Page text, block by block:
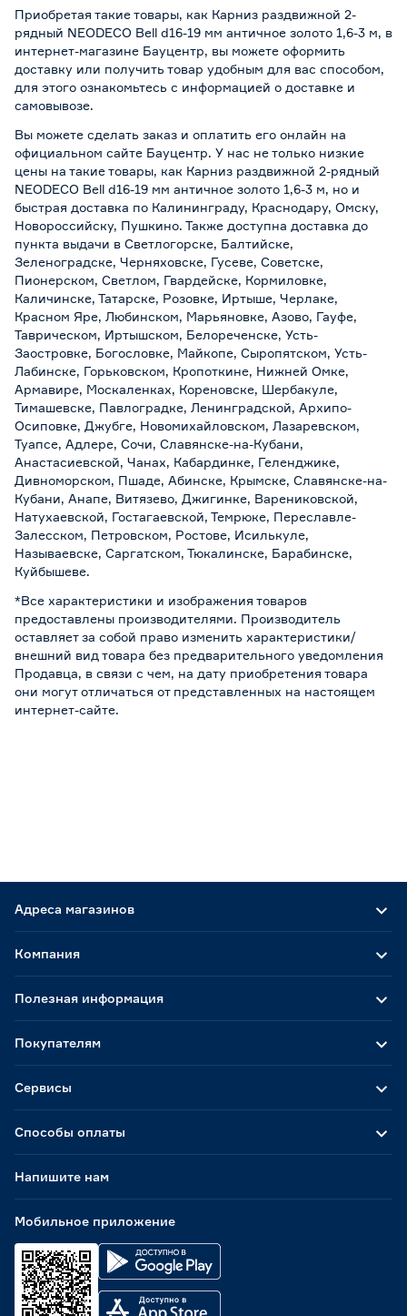
Приобретая такие товары, как Карниз раздвижной 2-
рядный NEODECO Bell d16-19 мм античное золото 1,6-3 м, в
интернет-магазине Бауцентр, вы можете оформить
доставку или получить товар удобным для вас способом,
для этого ознакомьтесь с информацией о доставке и
самовывозе.
Вы можете сделать заказ и оплатить его онлайн на
официальном сайте Бауцентр. У нас не только низкие
цены на такие товары, как Карниз раздвижной 2-рядный
NEODECO Bell d16-19 мм античное золото 1,6-3 м, но и
быстрая доставка по Калининграду, Краснодару, Омску,
Новороссийску, Пушкино. Также доступна доставка до
пункта выдачи в Светлогорске, Балтийске,
Зеленоградске, Черняховске, Гусеве, Советске,
Пионерском, Светлом, Гвардейске, Кормиловке,
Каличинске, Татарске, Розовке, Иртыше, Черлаке,
Красном Яре, Любинском, Марьяновке, Азово, Гауфе,
Таврическом, Иртышском, Белореченске, Усть-
Заостровке, Богословке, Майкопе, Сыропятском, Усть-
Лабинске, Горьковском, Кропоткине, Нижней Омке,
Армавире, Москаленках, Кореновске, Шербакуле,
Тимашевске, Павлоградке, Ленинградской, Архипо-
Осиповке, Джубге, Новомихайловском, Лазаревском,
Туапсе, Адлере, Сочи, Славянске-на-Кубани,
Анастасиевской, Чанах, Кабардинке, Геленджике,
Дивноморском, Пшаде, Абинске, Крымске, Славянске-на-
Кубани, Анапе, Витязево, Джигинке, Варениковской,
Натухаевской, Гостагаевской, Темрюке, Переславле-
Залесском, Петровском, Ростове, Исилькуле,
Называевске, Саргатском, Тюкалинске, Барабинске,
Куйбышеве.
*Все характеристики и изображения товаров
предоставлены производителями. Производитель
оставляет за собой право изменить характеристики/
внешний вид товара без предварительного уведомления
Продавца, в связи с чем, на дату приобретения товара
они могут отличаться от представленных на настоящем
интернет-сайте.
Адреса магазинов
Способы оплаты
Мобильное приложение
Компания
Полезная информация
Покупателям
Сервисы
Напишите нам